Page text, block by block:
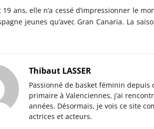
19 ans, elle n’a cessé d’impressionner le
jeunes qu’avec Gran Canaria. La
Thibaut LASSER
Passionné de basket féminin depuis
primaire à Valenciennes, j’ai
années. Désormais, je vois ce site
actrices et acteurs.